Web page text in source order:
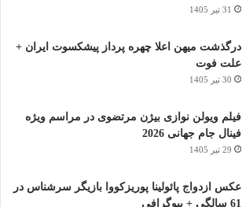
31 تیر 1405
درگذشت میهن اعلا چهره پرداز پیشکسوت ایران +
علت فوت
30 تیر 1405
فیلم ویولن نوازی بیژن مرتضوی در مراسم ویژه
فینال جام جهانی 2026
29 تیر 1405
عکس ازدواج پائولینا پوریزکووا بازیگر سرشناس در
61 سالگی + بیوگرافی